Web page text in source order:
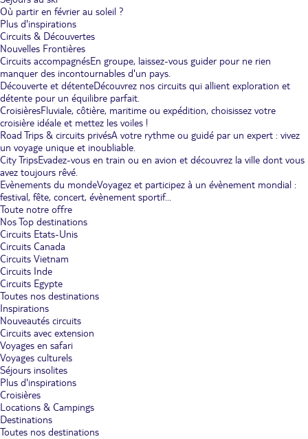
Où partir en février au soleil ?
Plus d'inspirations
Circuits & Découvertes
Nouvelles Frontières
Circuits accompagnésEn groupe, laissez-vous guider pour ne rien
manquer des incontournables d'un pays.
Découverte et détenteDécouvrez nos circuits qui allient exploration et
détente pour un équilibre parfait.
CroisièresFluviale, côtière, maritime ou expédition, choisissez votre
croisière idéale et mettez les voiles !
Road Trips & circuits privésA votre rythme ou guidé par un expert : vivez
un voyage unique et inoubliable.
City TripsEvadez-vous en train ou en avion et découvrez la ville dont vous
avez toujours rêvé.
Evènements du mondeVoyagez et participez à un évènement mondial :
festival, fête, concert, évènement sportif...
Toute notre offre
Nos Top destinations
Circuits Etats-Unis
Circuits Canada
Circuits Vietnam
Circuits Inde
Circuits Egypte
Toutes nos destinations
Inspirations
Nouveautés circuits
Circuits avec extension
Voyages en safari
Voyages culturels
Séjours insolites
Plus d'inspirations
Croisières
Locations & Campings
Destinations
Toutes nos destinations